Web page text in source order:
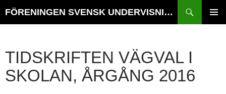
till
FÖRENINGEN SVENSK UNDERVISNINGSHISTORIA // TIDSKRIFTEN VÄGVAL i SKOLANS HISTORIA
TIDSKRIFTEN VÄGVAL I
SKOLAN, ÅRGÅNG 2016